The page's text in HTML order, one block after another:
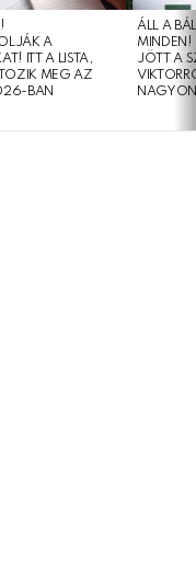
A
ITT A LISTA,
MEG AZ
BAN
ÁLL A
MINDEN!
JÖTT A